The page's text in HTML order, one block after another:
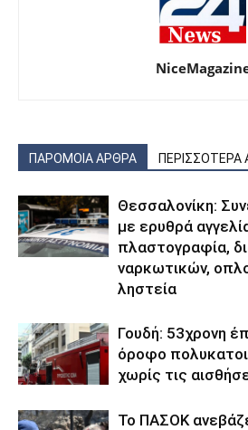
ΠΑΡΟΜΟΙΑ ΑΡΘΡΑ
Θεσσαλονίκη:
με ερυθρά
πλαστογραφία,
ναρκωτικών,
ληστεία
Γουδή: 53χρονη
όροφο
χωρίς τις
Το ΠΑΣΟΚ